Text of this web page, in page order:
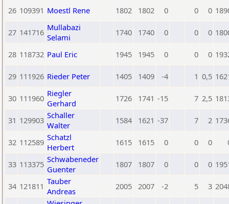
26 109391 Moestl Rene 1802 1802 0 0 0
27 141716 Mullabazi
Selami
1740 1740 0 0 0
28 118732 Paul Eric 1945 1945 0 0 0
29 111926 Rieder Peter 1405 1409 -4 1 0,5
30 111960 Riegler
Gerhard
1726 1741 -15 7 2,5
31 129903 Schaller
Walter
1584 1621 -37 7 2
32 112589 Schatzl
Herbert
1615 1615 0 0 0
33 113375 Schwabeneder
Guenter
1807 1807 0 0 0
34 121811 Tauber
Andreas
2005 2007 -2 5 3